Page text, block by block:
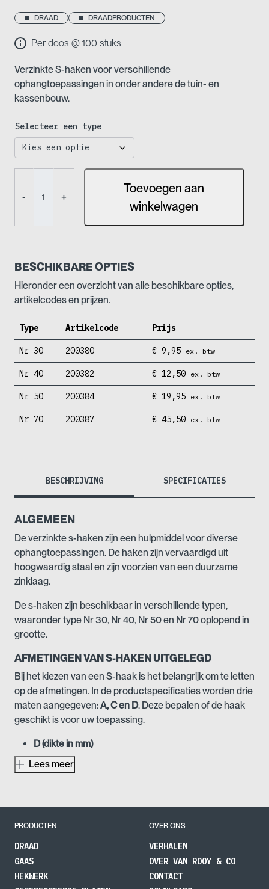
DRAAD DRAADPRODUCTEN
Per doos @ 100 stuks
Verzinkte S-haken voor verschillende
ophangtoepassingen in onder andere de tuin- en
kassenbouw.
Selecteer een type
- +
Toevoegen aan
winkelwagen
BESCHIKBARE OPTIES
Hieronder een overzicht van alle beschikbare opties,
artikelcodes en prijzen.
Type Artikelcode Prijs
Nr 30 200380 € 9,95 ex. btw
Nr 40 200382 € 12,50 ex. btw
Nr 50 200384 € 19,95 ex. btw
Nr 70 200387 € 45,50 ex. btw
BESCHRIJVING SPECIFICATIES
ALGEMEEN
De verzinkte s-haken zijn een hulpmiddel voor diverse
ophangtoepassingen. De haken zijn vervaardigd uit
hoogwaardig staal en zijn voorzien van een duurzame
zinklaag.
De s-haken zijn beschikbaar in verschillende typen,
waaronder type Nr 30, Nr 40, Nr 50 en Nr 70 oplopend in
grootte.
AFMETINGEN VAN S-HAKEN UITGELEGD
Bij het kiezen van een S-haak is het belangrijk om te letten
op de afmetingen. In de productspecificaties worden drie
maten aangegeven:A, C en D. Deze bepalen of de haak
geschikt is voor uw toepassing.
D (dikte in mm)
De materiaaldikte van de haak zelf. Hoe groter D is,
hoe sterker de haak.
tot punt.
C (opening in mm)
De opening van de haak, die bepaalt hoe dik het
materiaal mag zijn dat u erin wilt bevestigen.
Lees meer
PRODUCTEN
DRAAD
GAAS
HEKWERK
OVER ONS
VERHALEN
OVER VAN ROOY & CO
CONTACT